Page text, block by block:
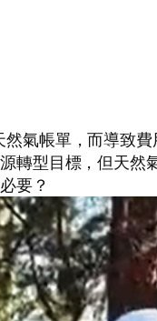
氣帳單，而導致
轉型目標，但天
要？